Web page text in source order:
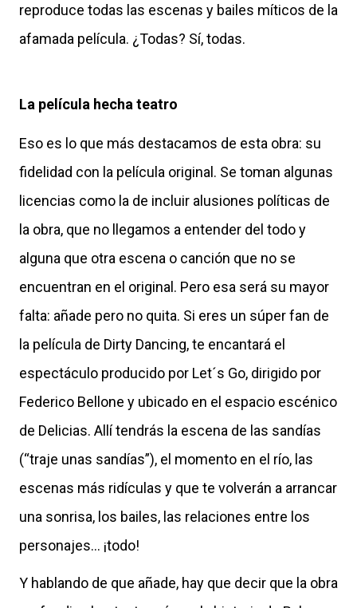
reproduce todas las escenas y bailes míticos de la
afamada película. ¿Todas? Sí, todas.
La película hecha teatro
Eso es lo que más destacamos de esta obra: su
fidelidad con la película original. Se toman algunas
licencias como la de incluir alusiones políticas de
la obra, que no llegamos a entender del todo y
alguna que otra escena o canción que no se
encuentran en el original. Pero esa será su mayor
falta: añade pero no quita. Si eres un súper fan de
la película de Dirty Dancing, te encantará el
espectáculo producido por Let´s Go, dirigido por
Federico Bellone y ubicado en el espacio escénico
de Delicias. Allí tendrás la escena de las sandías
(“traje unas sandías”), el momento en el río, las
escenas más ridículas y que te volverán a arrancar
una sonrisa, los bailes, las relaciones entre los
personajes… ¡todo!
Y hablando de que añade, hay que decir que la obra